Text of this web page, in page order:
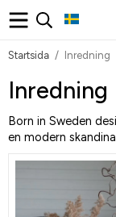
Startsida / Inredning
Inredning
Born in Sweden
en modern